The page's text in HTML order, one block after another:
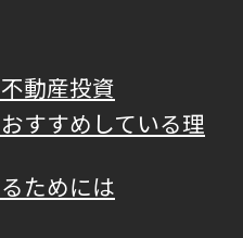
動産投資
すすめしている理
ためには